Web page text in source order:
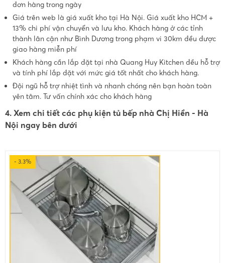
đơn hàng trong ngày
Giá trên web là giá xuất kho tại Hà Nội. Giá xuất kho HCM +
13% chi phí vận chuyển và lưu kho. Khách hàng ở các tỉnh
thành lân cận như Bình Dương trong phạm vi 30km đều được
giao hàng miễn phí
Khách hàng cần lắp đặt tại nhà Quang Huy Kitchen đều hỗ trợ
và tính phí lắp đặt với mức giá tốt nhất cho khách hàng.
Đội ngũ hỗ trợ nhiệt tình và nhanh chóng nên bạn hoàn toàn
yên tâm. Tư vấn chính xác cho khách hàng
4. Xem chi tiết các phụ kiện tủ bếp nhà Chị Hiền - Hà
Nội ngay bên dưới
- 3.3%